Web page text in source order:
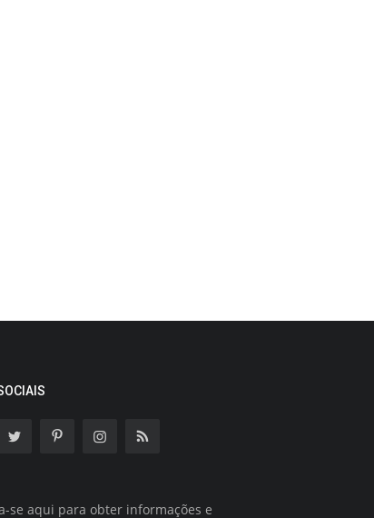
se aqui para obter informações e